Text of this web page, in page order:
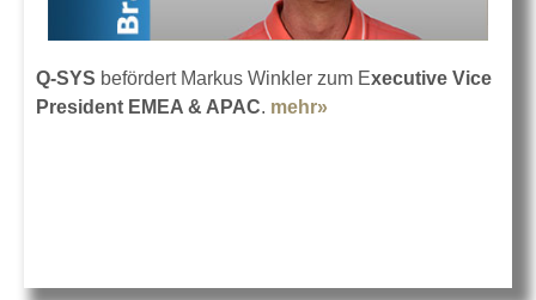
Q-SYS befördert Markus Winkler zum Executive Vice
President EMEA & APAC. mehr»